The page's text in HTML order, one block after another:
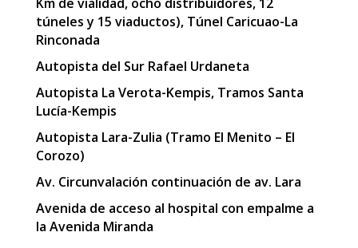
túneles y 15 viaductos), Túnel Caricuao-La
Rinconada
Autopista del Sur Rafael Urdaneta
Autopista La Verota-Kempis, Tramos Santa
Lucía-Kempis
Autopista Lara-Zulia (Tramo El Menito – El
Corozo)
Av. Circunvalación continuación de av. Lara
Avenida de acceso al hospital con empalme a
la Avenida Miranda